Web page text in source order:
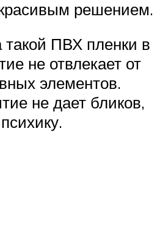
решением.
ПВХ пленки в
не отвлекает от
элементов.
не дает бликов,